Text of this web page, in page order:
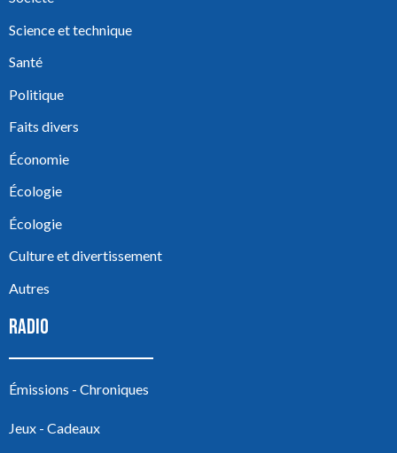
Science et technique
Santé
Politique
Faits divers
Économie
Écologie
Écologie
Culture et divertissement
Autres
RADIO
Émissions - Chroniques
Jeux - Cadeaux